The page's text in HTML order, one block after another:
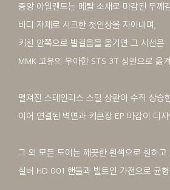
중앙 아일랜드는 메탈 소재로 마감된 두께
바디 자체로 시크한 첫인상을 자아내며,
키친 안쪽으로 발걸음을 옮기면 그 시선은
MMK 고유의 우아한 STS 3T 상판으로 옮
펼쳐진 스테인리스 스틸 상판이 수직 상승
이어 연결된 벽면과 키큰장 EP 마감이 디자
그 외 모든 도어는 깨끗한 흰색으로 칠하고
실버 HD 001 핸들과 빌트인 가전으로 균